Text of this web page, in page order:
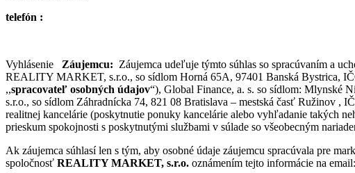
telefón :
Vyhlásenie Záujemcu: Záujemca udeľuje týmto súhlas so spracúvaním a
REALITY MARKET, s.r.o., so sídlom Horná 65A, 97401 Banská Bystrica,
,,spracovateľ osobných údajov“), Global Finance, a. s. so sídlom: Mlynské
s.r.o., so sídlom Záhradnícka 74, 821 08 Bratislava – mestská časť Ružinov ,
realitnej kancelárie (poskytnutie ponuky kancelárie alebo vyhľadanie takých
prieskum spokojnosti s poskytnutými službami v súlade so všeobecným
Ak záujemca súhlasí len s tým, aby osobné údaje záujemcu spracúvala pre
spoločnosť REALITY MARKET, s.r.o. oznámením tejto informácie na